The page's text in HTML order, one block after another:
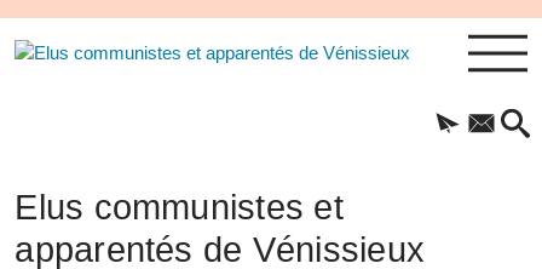
Elus communistes et
apparentés de Vénissieux